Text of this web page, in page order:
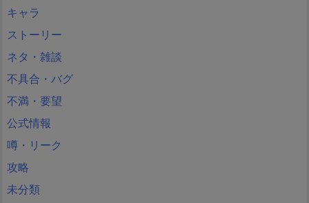
キャラ
ストーリー
ネタ・雑談
不具合・バグ
不満・要望
公式情報
噂・リーク
攻略
未分類